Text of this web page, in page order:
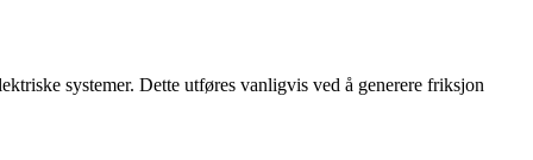
systemer. Dette utføres vanligvis ved å generere friksjon